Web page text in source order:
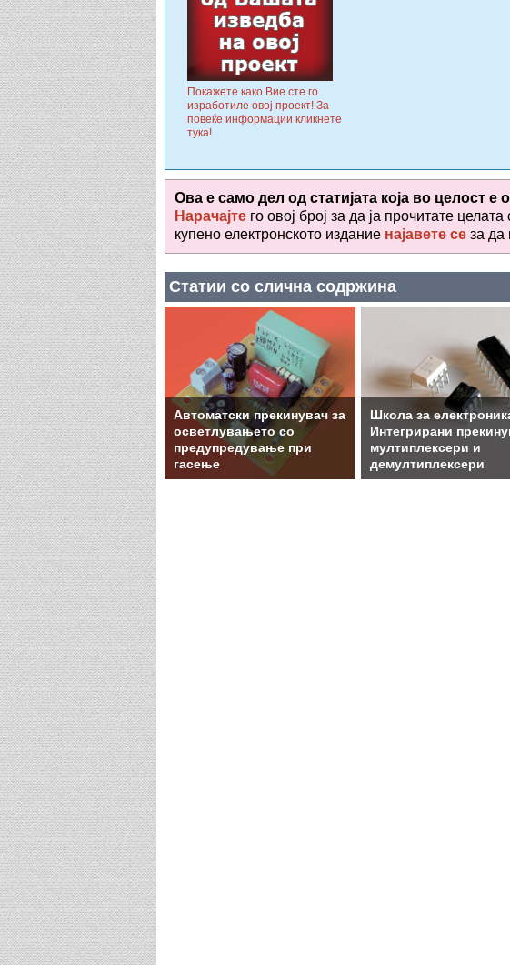
Покажете како Вие сте го
изработиле овој проект! За
повеќе информации кликнете
тука!
Ова е само дел од статијата која во целост е
Нарачајте го овој број за да ја прочитате
купено електронското издание најавете се за да
Статии со слична содржина
Автоматски прекинувач за
осветлувањето со
предупредување при
гасење
Школа за
Интегрирани
мултиплексери и
демултиплексери